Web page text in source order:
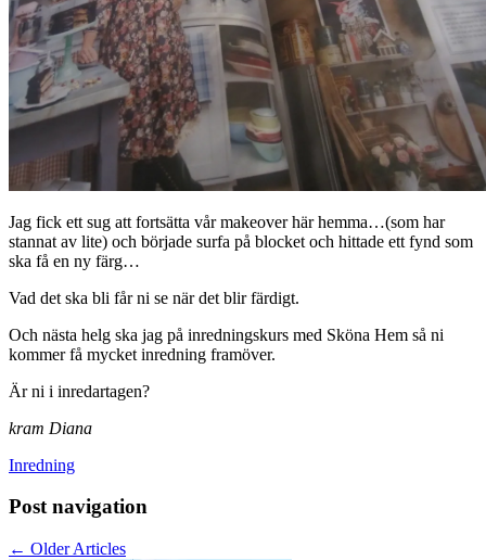
Jag fick ett sug att fortsätta vår makeover här hemma…(som har
stannat av lite) och började surfa på blocket och hittade ett fynd som
ska få en ny färg…
Vad det ska bli får ni se när det blir färdigt.
Och nästa helg ska jag på inredningskurs med Sköna Hem så ni
kommer få mycket inredning framöver.
Är ni i inredartagen?
kram Diana
Inredning
Post navigation
← Older Articles